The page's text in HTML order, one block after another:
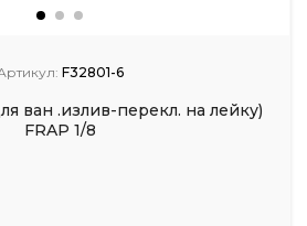
F32801-6
ван .излив-перекл. на лейку)
FRAP 1/8